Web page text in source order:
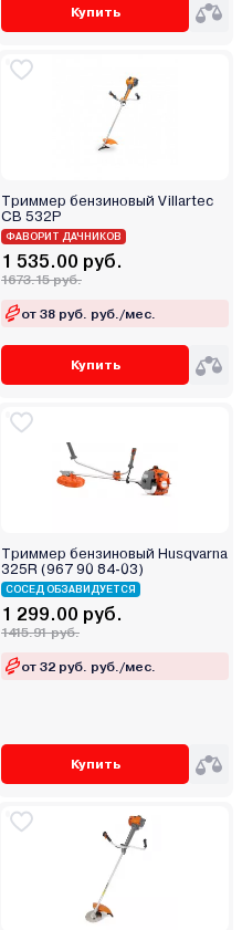
Купить
Триммер бензиновый Villartec
CB 532P
ФАВОРИТ ДАЧНИКОВ
1 535.00 руб.
1673.15 руб.
от 38 руб. руб./мес.
Купить
Триммер бензиновый Husqvarna
325R (967 90 84-03)
СОСЕД ОБЗАВИДУЕТСЯ
1 299.00 руб.
1415.91 руб.
от 32 руб. руб./мес.
Купить